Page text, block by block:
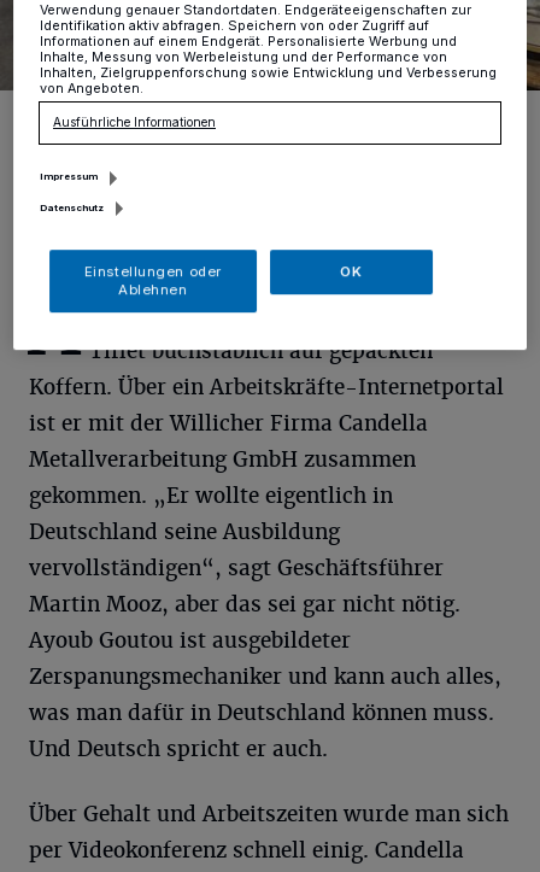
Candella-Geschäftsführer Martin Mooz ärgert sich: Der neue
Mitarbeiter Ayoub Goutou existiert vorerst nur digital.
A youb Goutou sitzt im marokkanischen
Tiflet buchstäblich auf gepackten
Koffern. Über ein Arbeitskräfte-Internetportal
ist er mit der Willicher Firma Candella
Metallverarbeitung GmbH zusammen
gekommen. „Er wollte eigentlich in
Deutschland seine Ausbildung
vervollständigen“, sagt Geschäftsführer
Martin Mooz, aber das sei gar nicht nötig.
Ayoub Goutou ist ausgebildeter
Zerspanungsmechaniker und kann auch alles,
was man dafür in Deutschland können muss.
Und Deutsch spricht er auch.
Über Gehalt und Arbeitszeiten wurde man sich
per Videokonferenz schnell einig. Candella
Verwendung genauer Standortdaten. Endgeräteeigenschaften zur
Identifikation aktiv abfragen. Speichern von oder Zugriff auf
Informationen auf einem Endgerät. Personalisierte Werbung und
Inhalte, Messung von Werbeleistung und der Performance von
Inhalten, Zielgruppenforschung sowie Entwicklung und Verbesserung
von Angeboten.
Ausführliche Informationen
Impressum
Datenschutz
Einstellungen oder
Ablehnen
OK